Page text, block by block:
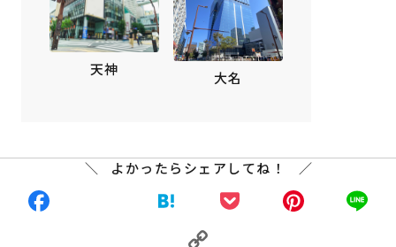
天神 大名
よかったらシェアしてね！
Facebook HatenaPocket